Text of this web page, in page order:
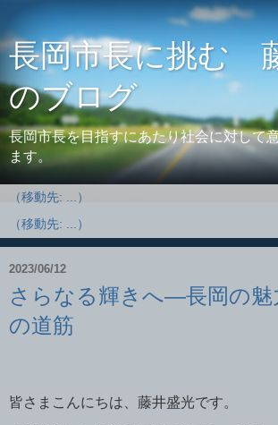
長岡市長に挑む
のブログ
長岡市長を目指すにあたり社会に対して
ます。
2023/06/12
さらなる輝きへ―長岡の魅
の道筋
皆さまこんにちは、藤井盛光です。